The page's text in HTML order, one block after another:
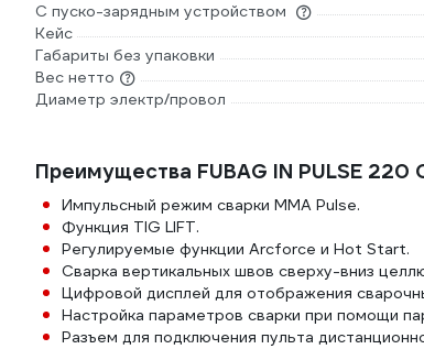
С пуско-зарядным устройством
Кейс
Габариты без упаковки
Вес нетто
Диаметр электр/провол
Преимущества FUBAG IN PULSE 220
Импульсный режим сварки MMA Pulse.
Функция TIG LIFT.
Регулируемые функции Arcforce и Hot Start.
Сварка вертикальных швов сверху-вниз
Цифровой дисплей для отображения
Настройка параметров сварки при помощи
Разъем для подключения пульта